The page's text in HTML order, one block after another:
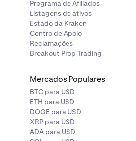
Programa de Afiliados
Listagens de ativos
Estado da Kraken
Centro de Apoio
Reclamações
Breakout Prop Trading
Mercados Populares
BTC para USD
ETH para USD
DOGE para USD
XRP para USD
ADA para USD